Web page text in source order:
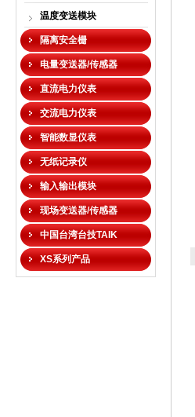
温度变送模块
隔离安全栅
电量变送器/传感器
直流电力仪表
交流电力仪表
智能数显仪表
无纸记录仪
输入输出模块
现场变送器/传感器
中国台湾台技TAIK
XS系列产品